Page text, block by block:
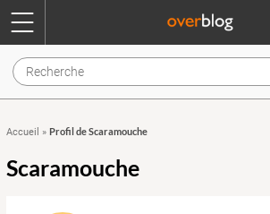
Accueil » Profil de Scaramouche
Scaramouche